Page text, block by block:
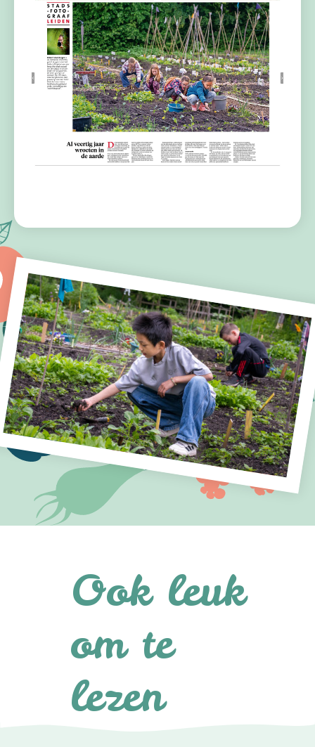
Ook leuk
om te
lezen